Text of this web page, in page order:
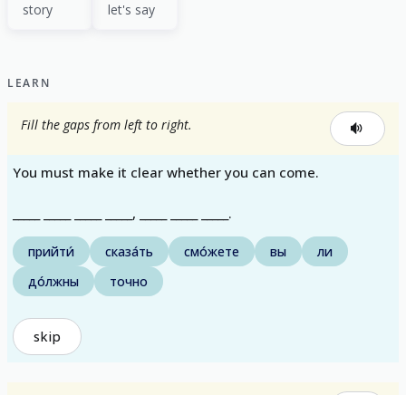
story let's say
LEARN
Fill the gaps from left to right.
You must make it clear whether you can come.
_____ _____ _____ _____, _____ _____ _____.
прийти́ сказа́ть смо́жете вы
ли
до́лжны
точно
skip